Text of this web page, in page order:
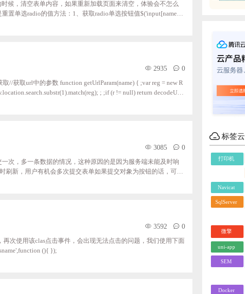
候，清空表单内容，如果重新加载页面来清空，体验会不怎么
置单选radio的值方法：1、获取radio单选按钮值$('input[name
2935 0
{ ;var reg = new R
3085 0
次，多一条数据的情况，这种原因的是因为服务端未能及时响
刷新，用户有机会多次提交表单如果提交对象为按钮的话，可以
3592 0
次使用该clas点击事件，会出现无法点击的问题，我们使用下面
方法来实现点击，解决该问题。$(document).on('click','.classname',function (){ });
标签云
打印机
Navicat
SqlServer
微擎
uni-app
SEM
Docker